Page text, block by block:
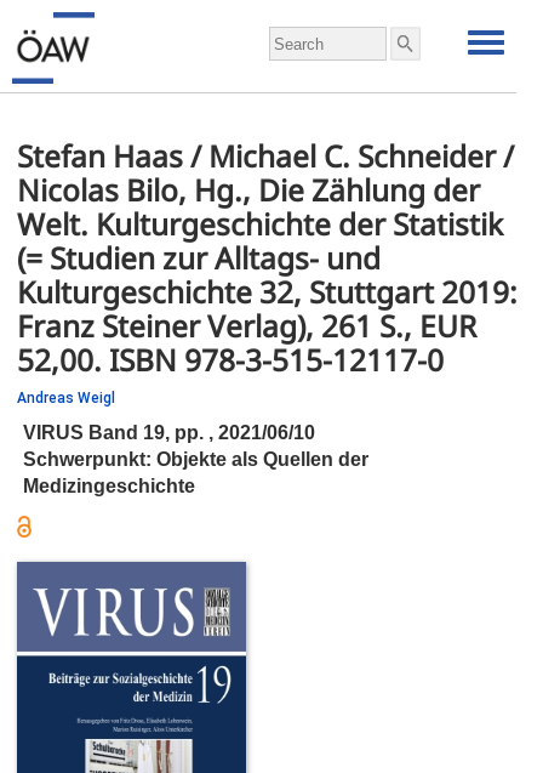
Stefan Haas / Michael C. Schneider /
Nicolas Bilo, Hg., Die Zählung der
Welt. Kulturgeschichte der Statistik
(= Studien zur Alltags- und
Kulturgeschichte 32, Stuttgart 2019:
Franz Steiner Verlag), 261 S., EUR
52,00. ISBN 978-3-515-12117-0
Andreas Weigl
VIRUS Band 19, pp.
, 2021/06/10
Schwerpunkt: Objekte als Quellen der
Medizingeschichte